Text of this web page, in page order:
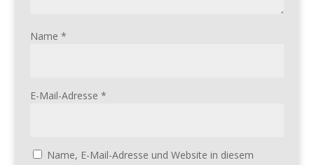
Name *
E-Mail-Adresse *
Name, E-Mail-Adresse und Website in diesem